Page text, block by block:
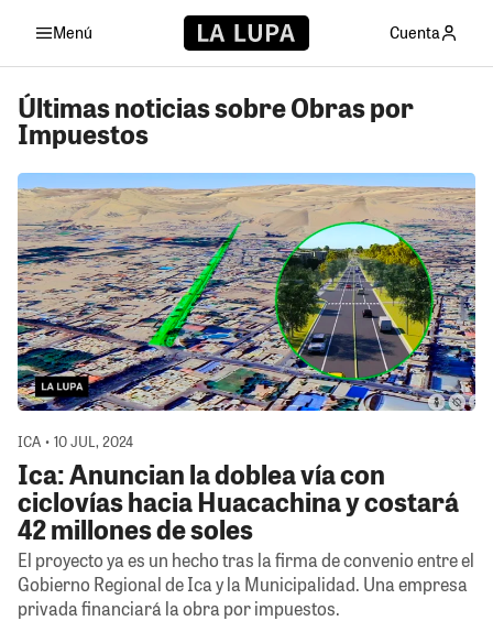
Menú Cuenta
Últimas noticias sobre Obras por
Impuestos
ICA • 10 JUL, 2024
Ica: Anuncian la doblea vía con
ciclovías hacia Huacachina y costará
42 millones de soles
El proyecto ya es un hecho tras la firma de convenio entre el
Gobierno Regional de Ica y la Municipalidad. Una empresa
privada financiará la obra por impuestos.